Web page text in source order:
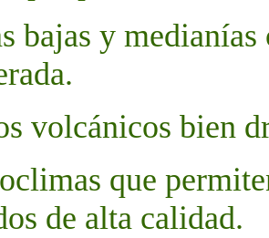
bajas y
volcánicos bien
que
de alta calidad.